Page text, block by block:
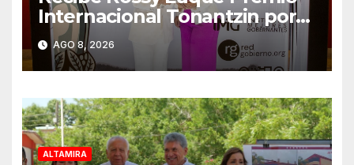
Internacional Tonantzin por
quinto año consecutivo
AGO 8, 2026
ALTAMIRA